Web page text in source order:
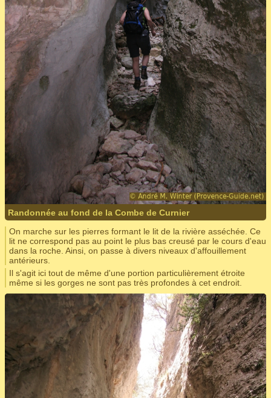
Randonnée au fond de la Combe de Curnier
On marche sur les pierres formant le lit de la rivière asséchée. Ce
lit ne correspond pas au point le plus bas creusé par le cours d'eau
dans la roche. Ainsi, on passe à divers niveaux d'affouillement
antérieurs.
Il s'agit ici tout de même d'une portion particulièrement étroite
même si les gorges ne sont pas très profondes à cet endroit.